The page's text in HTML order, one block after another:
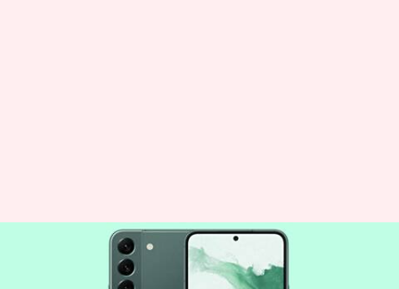
ఇప్పుడు కేవలం రూ. 27,000కే సామ్
సంగ్ Galaxy S22